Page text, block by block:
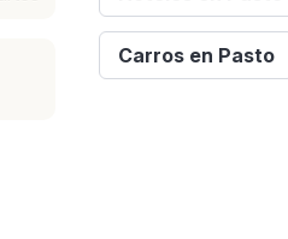
Carros en Pasto